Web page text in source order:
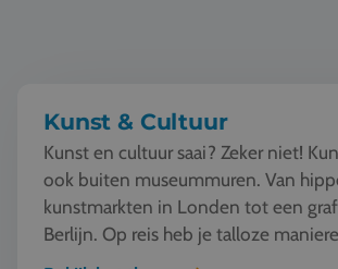
Kunst & Cultuur
Kunst en cultuur saai? Zeker niet!
ook buiten museummuren. Van
kunstmarkten in Londen tot een
Berlijn. Op reis heb je talloze
te beleven en...